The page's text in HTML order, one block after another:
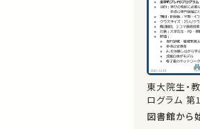
東大院生・
ログラム 第
図書館から